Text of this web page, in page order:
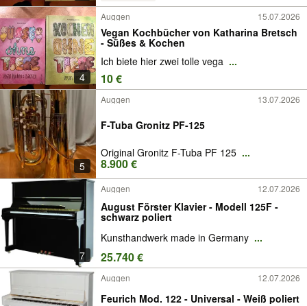
4
Auggen 15.07.2026
Vegan Kochbücher von Katharina Bretsch
- Süßes & Kochen
Ich biete hier zwei tolle vega ...
10 €
5
Auggen 13.07.2026
F-Tuba Gronitz PF-125
Original Gronitz F-Tuba PF 125 ...
8.900 €
7
Auggen 12.07.2026
August Förster Klavier - Modell 125F -
schwarz poliert
Kunsthandwerk made in Germany ...
25.740 €
Auggen 12.07.2026
Feurich Mod. 122 - Universal - Weiß poliert